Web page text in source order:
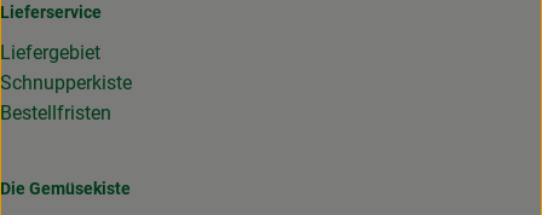
Lieferservice
Liefergebiet
Schnupperkiste
Bestellfristen
Die Gemüsekiste